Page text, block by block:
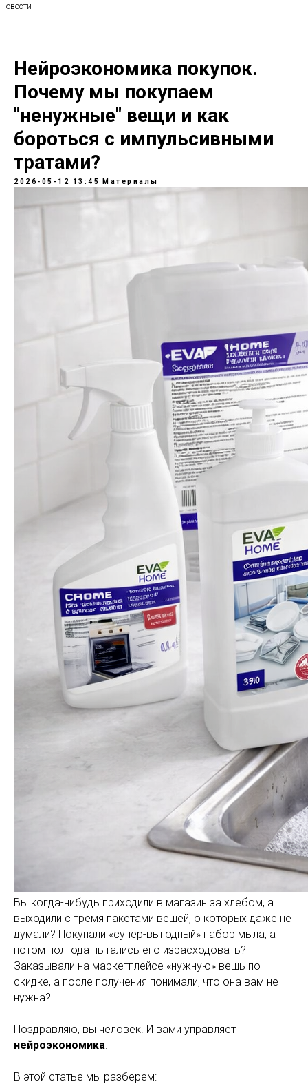
Новости
Нейроэкономика покупок.
Почему мы покупаем
"ненужные" вещи и как
бороться с импульсивными
тратами?
2026-05-12 13:45 Материалы
Вы когда-нибудь приходили в магазин за хлебом, а
выходили с тремя пакетами вещей, о которых даже не
думали? Покупали «супер-выгодный» набор мыла, а
потом полгода пытались его израсходовать?
Заказывали на маркетплейсе «нужную» вещь по
скидке, а после получения понимали, что она вам не
нужна?
Поздравляю, вы человек. И вами управляет
нейроэкономика.
В этой статье мы разберем: